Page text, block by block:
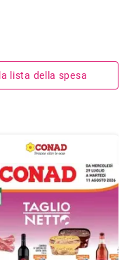
lista della spesa